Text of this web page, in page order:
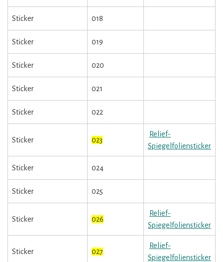
Sticker 018
Sticker 019
Sticker 020
Sticker 021
Sticker 022
Sticker 023
Relief-
Spiegelfoliensticker
Sticker 024
Sticker 025
Sticker 026
Relief-
Spiegelfoliensticker
Sticker 027
Relief-
Spiegelfoliensticker